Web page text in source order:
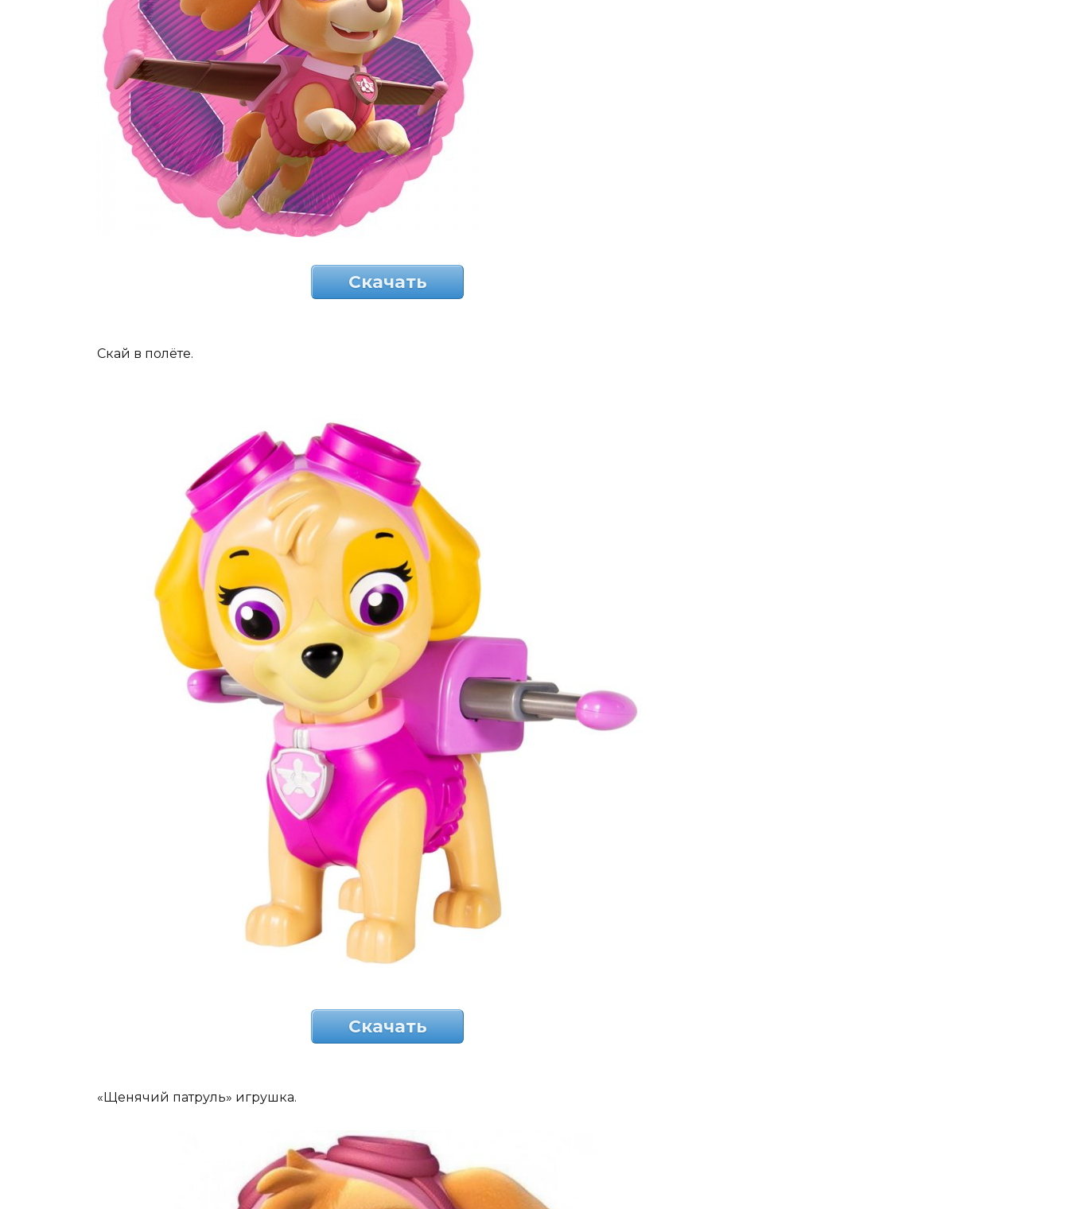
Скачать
Скай в полёте.
Скачать
«Щенячий патруль» игрушка.